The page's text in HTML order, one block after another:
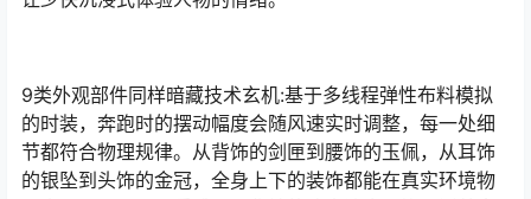
9类外观部件同样暗藏技术玄机:基于多线程弹性布料模拟
的时装，奔跑时的摆动幅度会随风速实时调整，每一处细
节都符合物理规律。从背饰的剑匣到腰饰的玉佩，从耳饰
的银坠到头饰的金冠，全身上下的装饰都能在真实环境物